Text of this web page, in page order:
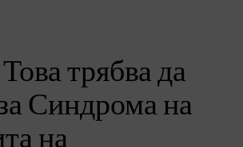
трябва да
Синдрома на
на